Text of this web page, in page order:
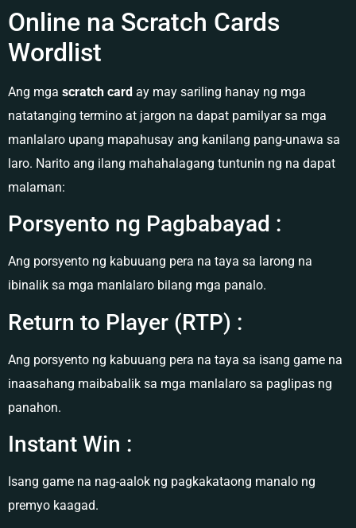
Online na Scratch Cards
Wordlist
Ang mga scratch card ay may sariling hanay ng mga
natatanging termino at jargon na dapat pamilyar sa mga
manlalaro upang mapahusay ang kanilang pang-unawa sa
laro. Narito ang ilang mahahalagang tuntunin ng na dapat
malaman:
Porsyento ng Pagbabayad :
Ang porsyento ng kabuuang pera na taya sa larong na
ibinalik sa mga manlalaro bilang mga panalo.
Return to Player (RTP) :
Ang porsyento ng kabuuang pera na taya sa isang game na
inaasahang maibabalik sa mga manlalaro sa paglipas ng
panahon.
Instant Win :
Isang game na nag-aalok ng pagkakataong manalo ng
premyo kaagad.